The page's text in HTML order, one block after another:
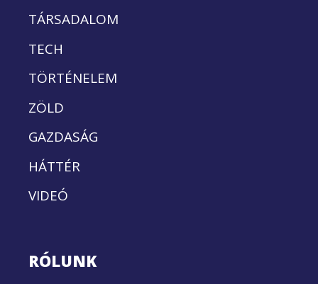
TÁRSADALOM
TECH
TÖRTÉNELEM
ZÖLD
GAZDASÁG
HÁTTÉR
VIDEÓ
RÓLUNK